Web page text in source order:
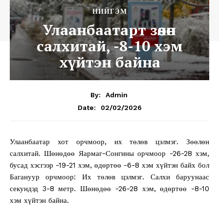
НИЙГЭМ
Улаанбаатарт зөөлөн
салхитай, -8-10 хэм
хүйтэн байна
By:
Admin
Date:
02/02/2026
Улаанбаатар хот орчмоор, их төлөв цэлмэг. Зөөлөн
салхитай. Шөнөдөө Яармаг-Сонгины орчмоор -26-28 хэм,
бусад хэсгээр -19-21 хэм, өдөртөө -6-8 хэм хүйтэн байх бол
Багануур орчмоор: Их төлөв цэлмэг. Салхи баруунаас
секундэд 3-8 метр. Шөнөдөө -26-28 хэм, өдөртөө -8-10
хэм хүйтэн байна.